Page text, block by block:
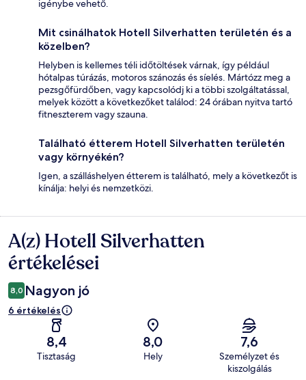
igénybe vehető.
Mit csinálhatok Hotell Silverhatten területén és a
közelben?
Helyben is kellemes téli időtöltések várnak, így például
hótalpas túrázás, motoros szánozás és síelés. Mártózz meg a
pezsgőfürdőben, vagy kapcsolódj ki a többi szolgáltatással,
melyek között a következőket találod: 24 órában nyitva tartó
fitneszterem vagy szauna.
Található étterem Hotell Silverhatten területén
vagy környékén?
Igen, a szálláshelyen étterem is található, mely a következőt is
kínálja: helyi és nemzetközi.
Értékelések
A(z) Hotell Silverhatten
értékelései
8,0 Nagyon jó
6 értékelés
8,4
Tisztaság
8,0
Hely
7,6
Személyzet és
kiszolgálás